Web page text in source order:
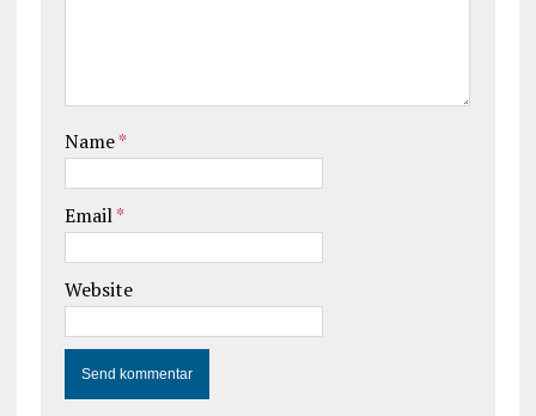
Name*
Email*
Website